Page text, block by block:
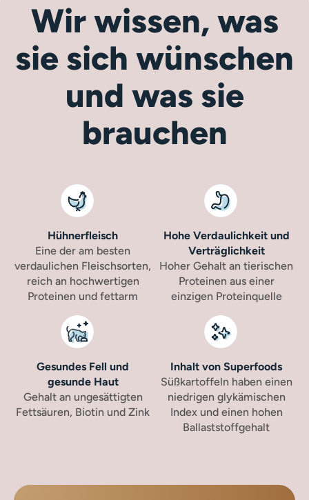
Wir wissen, was
sie sich wünschen
und was sie
brauchen
Hühnerfleisch
Eine der am besten
verdaulichen Fleischsorten,
reich an hochwertigen
Proteinen und fettarm
Hohe Verdaulichkeit und
Verträglichkeit
Hoher Gehalt an tierischen
Proteinen aus einer
einzigen Proteinquelle
Gesundes Fell und
gesunde Haut
Gehalt an ungesättigten
Fettsäuren, Biotin und Zink
Inhalt von Superfoods
Süßkartoffeln haben einen
niedrigen glykämischen
Index und einen hohen
Ballaststoffgehalt